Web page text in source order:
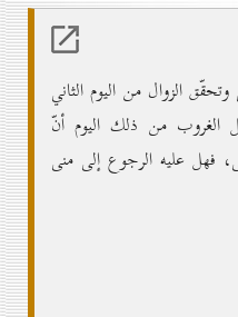
الزوال من اليوم الثاني
من ذلك اليوم أنّ
فهل عليه الرجوع إلى منى